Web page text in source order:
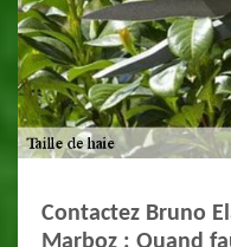
Contactez Bruno